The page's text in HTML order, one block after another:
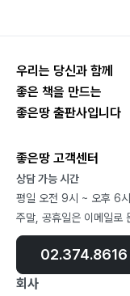
3) 두께 5Cm 이상
4) 두께 5Cm 이상
7. 마지막 한 판~~~
5장 품질 좋다 남용
1. 불조심 구호~~~~
2. QC는 친일파?
3. 소프트볼 룰
4. 길들이기
우리는 당신과 함께
좋은 책을 만드는
좋은땅 출판사입니다
좋은땅 고객센터
상담 가능 시간
평일 오전 9시 ~ 오후 6
주말, 공휴일은 이메일로
02.374.8616
회사